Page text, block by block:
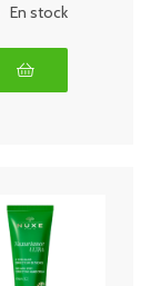
En stock